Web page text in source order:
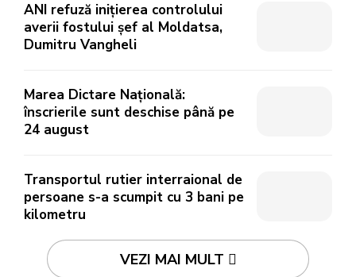
ANI refuză inițierea controlului
averii fostului șef al Moldatsa,
Dumitru Vangheli
Marea Dictare Națională:
înscrierile sunt deschise până pe
24 august
Transportul rutier interraional de
persoane s-a scumpit cu 3 bani pe
kilometru
VEZI MAI MULT